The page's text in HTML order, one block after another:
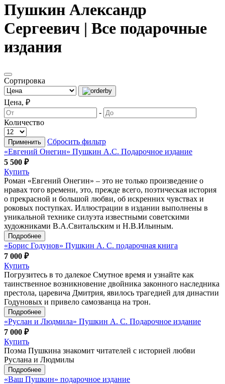
Пушкин Александр
Сергеевич | Все подарочные
издания
Сортировка
Цена, ₽
-
Количество
Применить
Сбросить фильтр
«Евгений Онегин» Пушкин А.С. Подарочное издание
5 500 ₽
Купить
Роман «Евгений Онегин» – это не только произведение о
нравах того времени, это, прежде всего, поэтическая история
о прекрасной и большой любви, об искренних чувствах и
роковых поступках. Иллюстрации в издании выполнены в
уникальной технике силуэта известными советскими
художниками В.А.Свитальским и Н.В.Ильиным.
Подробнее
«Борис Годунов» Пушкин А. С. подарочная книга
7 000 ₽
Купить
Погрузитесь в то далекое Смутное время и узнайте как
таинственное возникновение двойника законного наследника
престола, царевича Дмитрия, явилось трагедией для династии
Годуновых и привело самозванца на трон.
Подробнее
«Руслан и Людмила» Пушкин А. С. Подарочное издание
7 000 ₽
Купить
Поэма Пушкина знакомит читателей с историей любви
Руслана и Людмилы
Подробнее
«Ваш Пушкин» подарочное издание